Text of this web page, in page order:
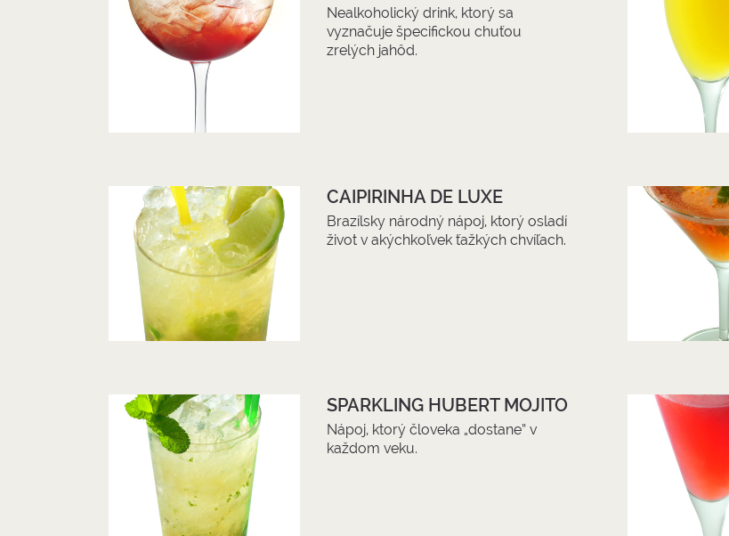
Nealkoholický drink, ktorý sa
vyznačuje špecifickou chuťou
zrelých jahôd.
CAIPIRINHA DE LUXE
Brazílsky národný nápoj, ktorý osladí
život v akýchkoľvek ťažkých chvíľach.
SPARKLING HUBERT MOJITO
Nápoj, ktorý človeka „dostane” v
každom veku.